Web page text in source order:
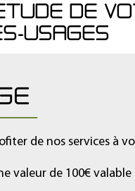
DE
USAGES
de nos services à
valeur de 100€ valable